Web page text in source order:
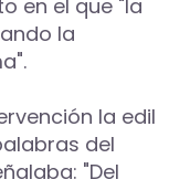
en el que "la
la
la edil
del
"Del